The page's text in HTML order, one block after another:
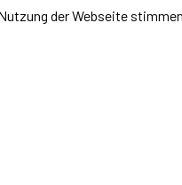
der Webseite